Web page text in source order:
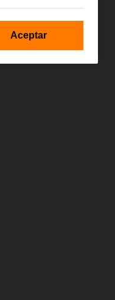
Aceptar